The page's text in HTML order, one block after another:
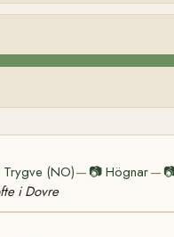
Trygve (NO)— 📷 Högnar—
i Dovre